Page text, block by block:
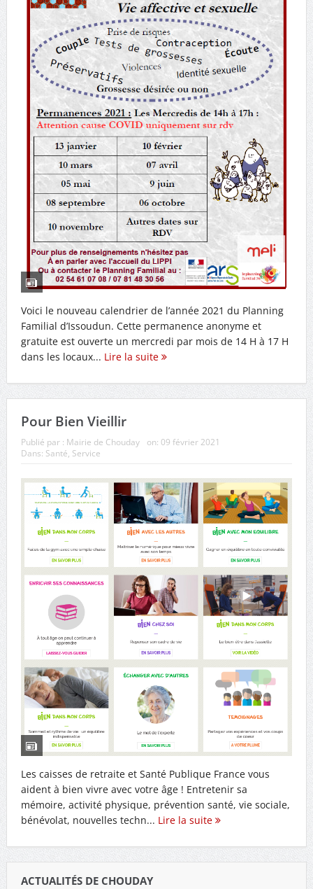
Voici le nouveau calendrier de l’année 2021 du Planning
Familial d’Issoudun. Cette permanence anonyme et
gratuite est ouverte un mercredi par mois de 14 H à 17 H
dans les locaux... Lire la suite
Pour Bien Vieillir
Publié par : Mairie de Chouday on: 09 février 2021
Dans: Santé, Service
Les caisses de retraite et Santé Publique France vous
aident à bien vivre avec votre âge ! Entretenir sa
mémoire, activité physique, prévention santé, vie sociale,
bénévolat, nouvelles techn... Lire la suite
ACTUALITÉS DE CHOUDAY